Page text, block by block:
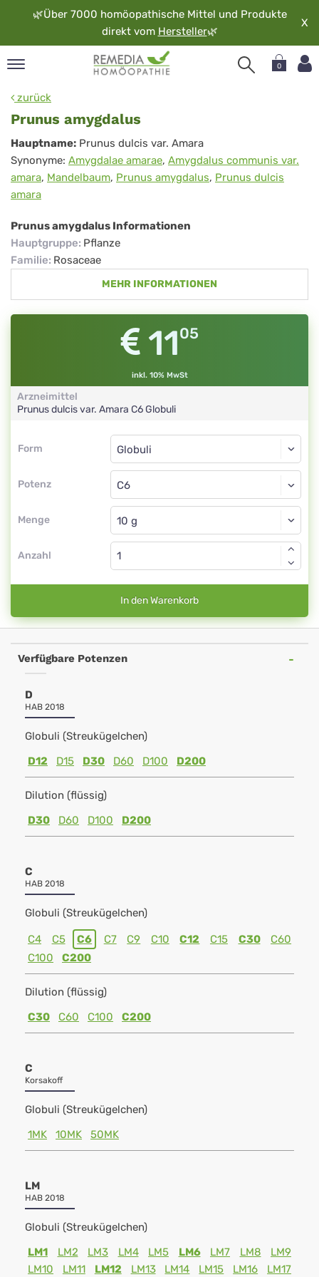
🌿Über 7000 homöopathische Mittel und Produkte
direkt vom Hersteller🌿
X
0
zurück
Prunus amygdalus
Prunus
amygdalus
Hauptname: Prunus dulcis var. Amara
Synonyme: Amygdalae amarae, Amygdalus communis var.
amara, Mandelbaum, Prunus amygdalus, Prunus dulcis
amara
Prunus amygdalus Informationen
Hauptgruppe: Pflanze
Familie: Rosaceae
MEHR INFORMATIONEN
1105
inkl. 10% MwSt
Arzneimittel
Prunus dulcis var. Amara C6Globuli
Form
Form
Potenz
Globuli
C6
Menge
Globuli
Anzahl
In den Warenkorb
Verfügbare Potenzen
D
HAB 2018
Globuli (Streukügelchen)
D12
D15 D30 D60 D100 D200
Dilution (flüssig)
D30
D60 D100 D200
C
HAB 2018
Globuli (Streukügelchen)
C4 C5 C6 C7 C9 C10 C12 C15 C30
C60
C100
C200
Dilution (flüssig)
C30
C60 C100 C200
C
Korsakoff
Globuli (Streukügelchen)
1MK
10MK 50MK
LM
HAB 2018
Globuli (Streukügelchen)
LM1
LM2 LM3 LM4 LM5 LM6 LM7 LM8
LM9
LM10
LM11 LM12 LM13 LM14 LM15 LM16 LM17